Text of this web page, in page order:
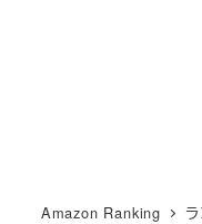
Amazon Ranking